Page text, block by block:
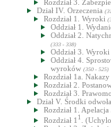
Rozdział 3.
Dział IV. Orzeczenia
Rozdział 1. Wyroki
Oddział 1.
Oddział 2.
(333 - 338)
Oddział 3. Wyroki
Oddział 4.
wyroków (350 - 525)
Rozdział 1a. Nakazy
Rozdział 2.
Rozdział 3.
Dział V. Środki
Rozdział 1. Apelacja
Rozdział 1 1 .